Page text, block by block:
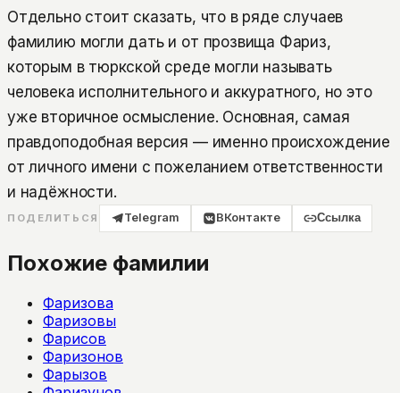
Отдельно стоит сказать, что в ряде случаев
фамилию могли дать и от прозвища Фариз,
которым в тюркской среде могли называть
человека исполнительного и аккуратного, но это
уже вторичное осмысление. Основная, самая
правдоподобная версия — именно происхождение
от личного имени с пожеланием ответственности
и надёжности.
ПОДЕЛИТЬСЯ Telegram ВКонтакте Ссылка
Похожие фамилии
Фаризова
Фаризовы
Фарисов
Фаризонов
Фарызов